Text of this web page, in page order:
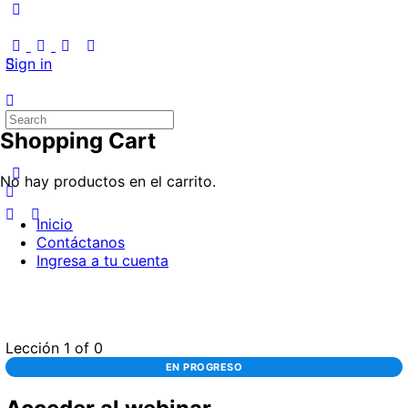
Sign in
Shopping Cart
No hay productos en el carrito.
Search
for:
Inicio
Contáctanos
Ingresa a tu cuenta
Lección 1of 0
EN PROGRESO